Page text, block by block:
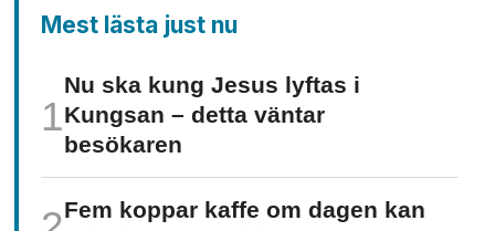
Mest lästa just nu
Nu ska kung Jesus lyftas i
Kungsan – detta väntar
besökaren
Fem koppar kaffe om dagen kan